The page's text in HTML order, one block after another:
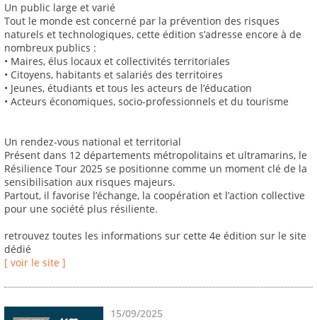
Un public large et varié
Tout le monde est concerné par la prévention des risques
naturels et technologiques, cette édition s’adresse encore à de
nombreux publics :
• Maires, élus locaux et collectivités territoriales
• Citoyens, habitants et salariés des territoires
• Jeunes, étudiants et tous les acteurs de l’éducation
• Acteurs économiques, socio-professionnels et du tourisme
Un rendez-vous national et territorial
Présent dans 12 départements métropolitains et ultramarins, le
Résilience Tour 2025 se positionne comme un moment clé de la
sensibilisation aux risques majeurs.
Partout, il favorise l’échange, la coopération et l’action collective
pour une société plus résiliente.
retrouvez toutes les informations sur cette 4e édition sur le site
dédié
[ voir le site ]
15/09/2025